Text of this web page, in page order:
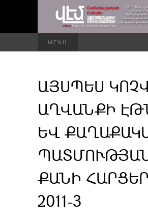
MENU
ԱՅՍՊԵՍ
ԱՂՎԱՆՔԻ
ԵՎ
ՔԱՆԻ
2011-3